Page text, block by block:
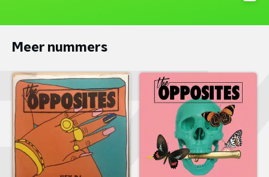
Meer nummers